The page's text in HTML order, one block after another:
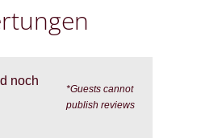
noch
*Guests cannot
publish reviews